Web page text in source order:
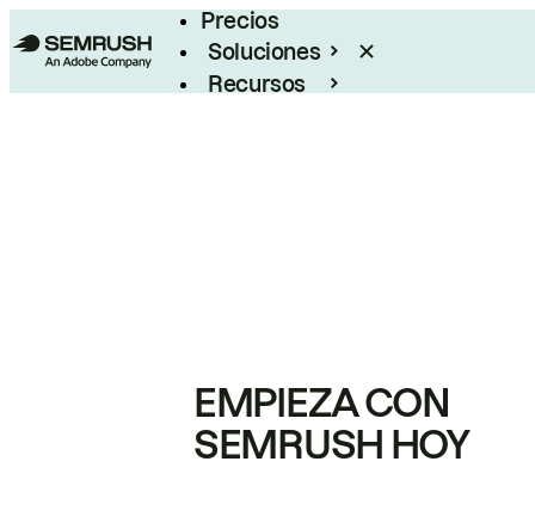
Precios
Soluciones
Recursos
EMPIEZA CON
SEMRUSH HOY